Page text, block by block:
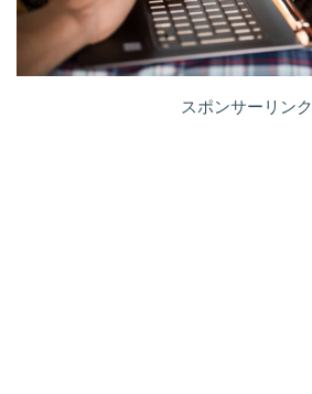
スポンサーリンク